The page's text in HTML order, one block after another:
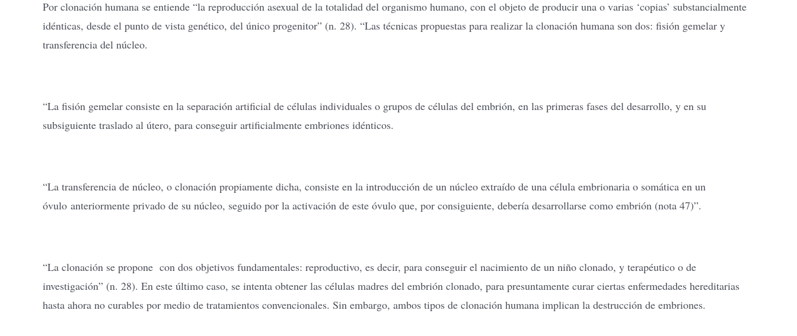
Por clonación humana se entiende “la reproducción asexual de la totalidad del organismo humano, con el objeto de producir una o varias ‘copias’ substancialmente
idénticas, desde el punto de vista genético, del único progenitor” (n. 28). “Las técnicas propuestas para realizar la clonación humana son dos: fisión gemelar y
transferencia del núcleo.
“La fisión gemelar consiste en la separación artificial de células individuales o grupos de células del embrión, en las primeras fases del desarrollo, y en su
subsiguiente traslado al útero, para conseguir artificialmente embriones idénticos.
“La transferencia de núcleo, o clonación propiamente dicha, consiste en la introducción de un núcleo extraído de una célula embrionaria o somática en un
óvulo anteriormente privado de su núcleo, seguido por la activación de este óvulo que, por consiguiente, debería desarrollarse como embrión (nota 47)”.
“La clonación se propone con dos objetivos fundamentales: reproductivo, es decir, para conseguir el nacimiento de un niño clonado, y terapéutico o de
investigación” (n. 28). En este último caso, se intenta obtener las células madres del embrión clonado, para presuntamente curar ciertas enfermedades hereditarias
hasta ahora no curables por medio de tratamientos convencionales. Sin embargo, ambos tipos de clonación humana implican la destrucción de embriones.